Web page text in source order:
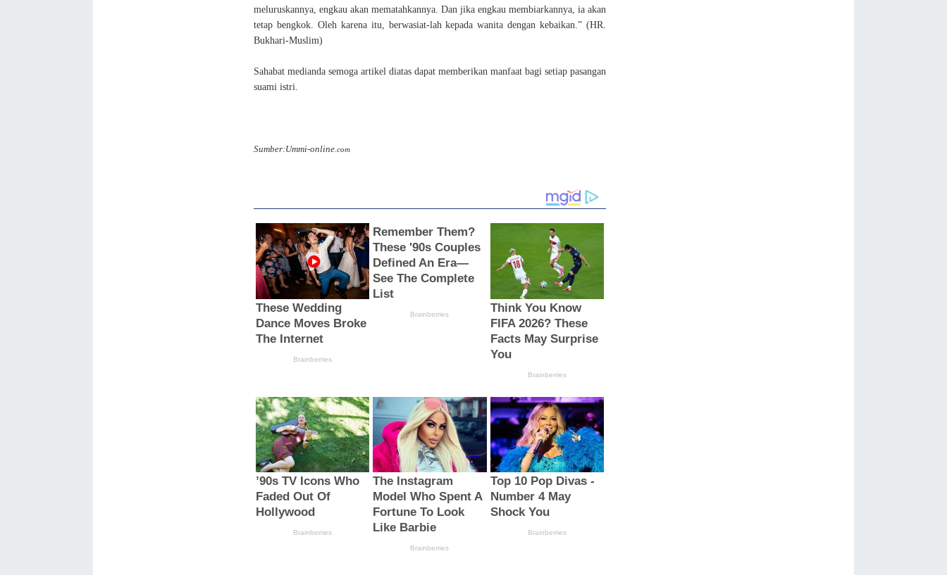
meluruskannya, engkau akan mematahkannya. Dan jika engkau membiarkannya, ia akan
tetap bengkok. Oleh karena itu, berwasiat-lah kepada wanita dengan kebaikan.” (HR.
Bukhari-Muslim)
Sahabat medianda semoga artikel diatas dapat memberikan manfaat bagi setiap pasangan
suami istri.
Sumber:Ummi-online .com